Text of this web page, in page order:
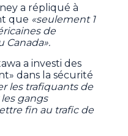
a répliqué à
que «seulement 1
de
Canada».
a investi des
dans la sécurité
les trafiquants de
gangs
fin au trafic de